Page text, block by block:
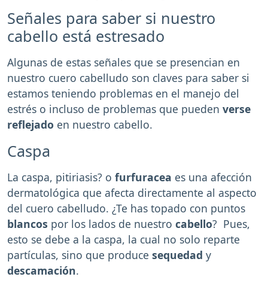
Señales para saber si nuestro
cabello está estresado
Algunas de estas señales que se presencian en
nuestro cuero cabelludo son claves para saber si
estamos teniendo problemas en el manejo del
estrés o incluso de problemas que pueden verse
reflejado en nuestro cabello.
Caspa
La caspa, pitiriasis? o furfuracea es una afección
dermatológica que afecta directamente al aspecto
del cuero cabelludo. ¿Te has topado con puntos
blancos por los lados de nuestro cabello? Pues,
esto se debe a la caspa, la cual no solo reparte
partículas, sino que produce sequedad y
descamación.